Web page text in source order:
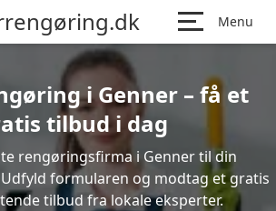
Menu
i Genner – få et
tilbud i dag
rengøringsfirma i Genner til din
formularen og modtag et gratis
tilbud fra lokale eksperter.